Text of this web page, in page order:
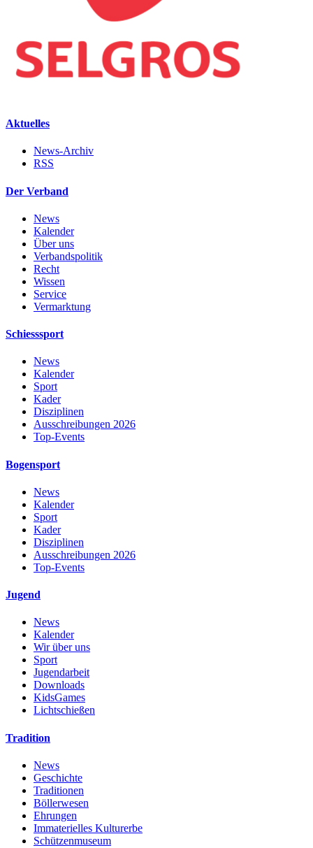
Aktuelles
News-Archiv
RSS
Der Verband
News
Kalender
Über uns
Verbandspolitik
Recht
Wissen
Service
Vermarktung
Schiesssport
News
Kalender
Sport
Kader
Disziplinen
Ausschreibungen 2026
Top-Events
Bogensport
News
Kalender
Sport
Kader
Disziplinen
Ausschreibungen 2026
Top-Events
Jugend
News
Kalender
Wir über uns
Sport
Jugendarbeit
Downloads
KidsGames
Lichtschießen
Tradition
News
Geschichte
Traditionen
Böllerwesen
Ehrungen
Immaterielles Kulturerbe
Schützenmuseum